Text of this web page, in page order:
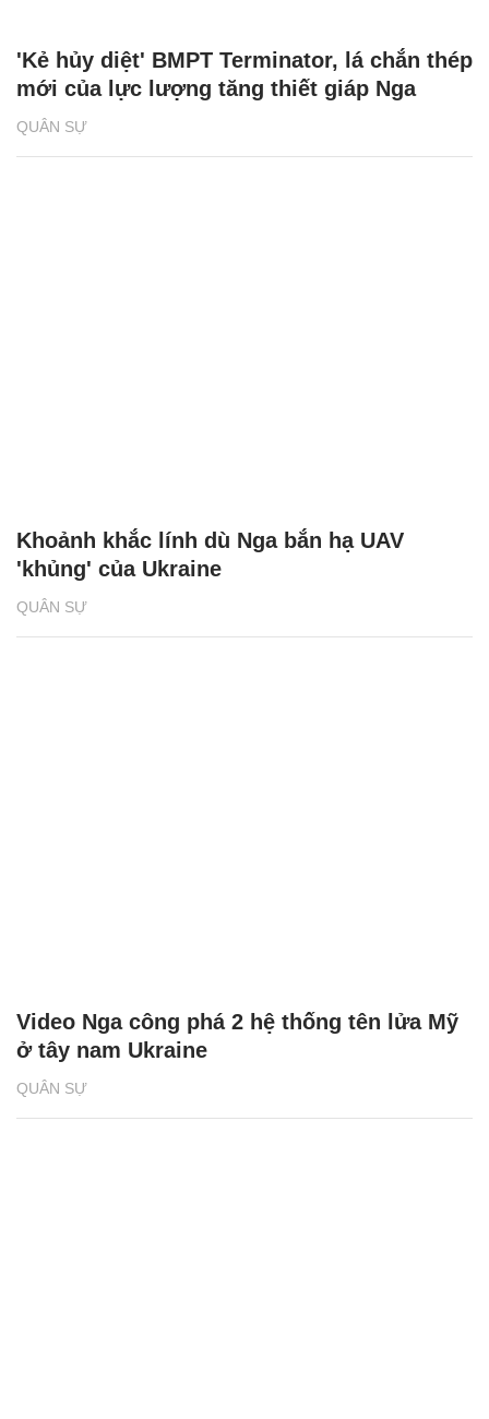
QUÂN SỰ
'Kẻ hủy diệt' BMPT Terminator, lá chắn thép
mới của lực lượng tăng thiết giáp Nga
QUÂN SỰ
Khoảnh khắc lính dù Nga bắn hạ UAV
'khủng' của Ukraine
QUÂN SỰ
Video Nga công phá 2 hệ thống tên lửa Mỹ
ở tây nam Ukraine